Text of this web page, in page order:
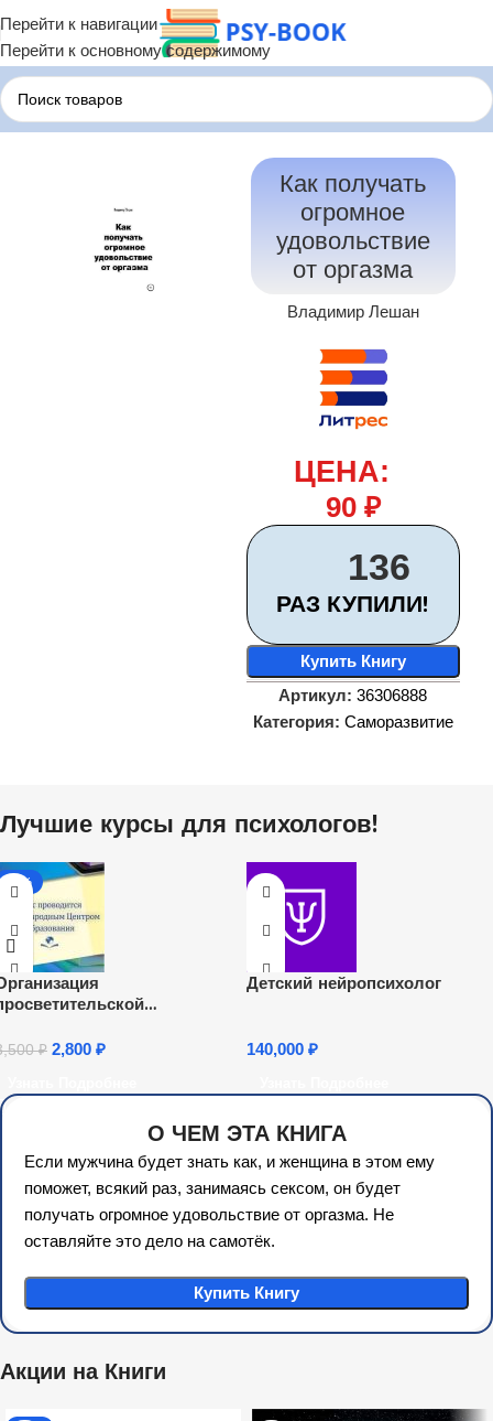
Перейти к навигации
Перейти к основному содержимому
Главная Саморазвитие
Как получать
огромное
удовольствие
от оргазма
Владимир Лешан
ЦЕНА:
90 ₽
136
РАЗ КУПИЛИ!
Купить Книгу
Артикул:36306888
Категория: Саморазвитие
Лучшие курсы для психологов!
-20%
ДОО (72 ч.)
₽ 2,800 ₽
Детский нейропсихолог
140,000 ₽
О ЧЕМ ЭТА КНИГА
Если мужчина будет знать как, и женщина в этом ему
поможет, всякий раз, занимаясь сексом, он будет
получать огромное удовольствие от оргазма. Не
оставляйте это дело на самотёк.
Купить Книгу
Акции на Книги